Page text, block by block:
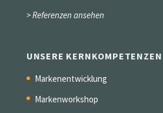
> Referenzen ansehen
UNSERE KERNKOMPETENZEN
Markenentwicklung
Markenworkshop